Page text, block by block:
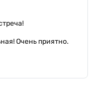
Очень приятно.